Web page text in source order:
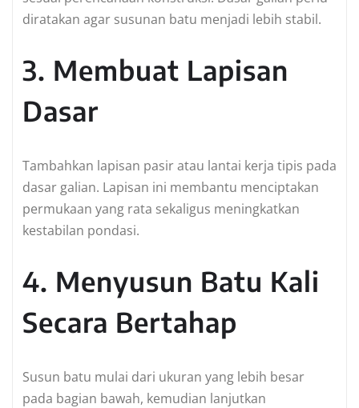
diratakan agar susunan batu menjadi lebih stabil.
3. Membuat Lapisan
Dasar
Tambahkan lapisan pasir atau lantai kerja tipis pada
dasar galian. Lapisan ini membantu menciptakan
permukaan yang rata sekaligus meningkatkan
kestabilan pondasi.
4. Menyusun Batu Kali
Secara Bertahap
Susun batu mulai dari ukuran yang lebih besar
pada bagian bawah, kemudian lanjutkan